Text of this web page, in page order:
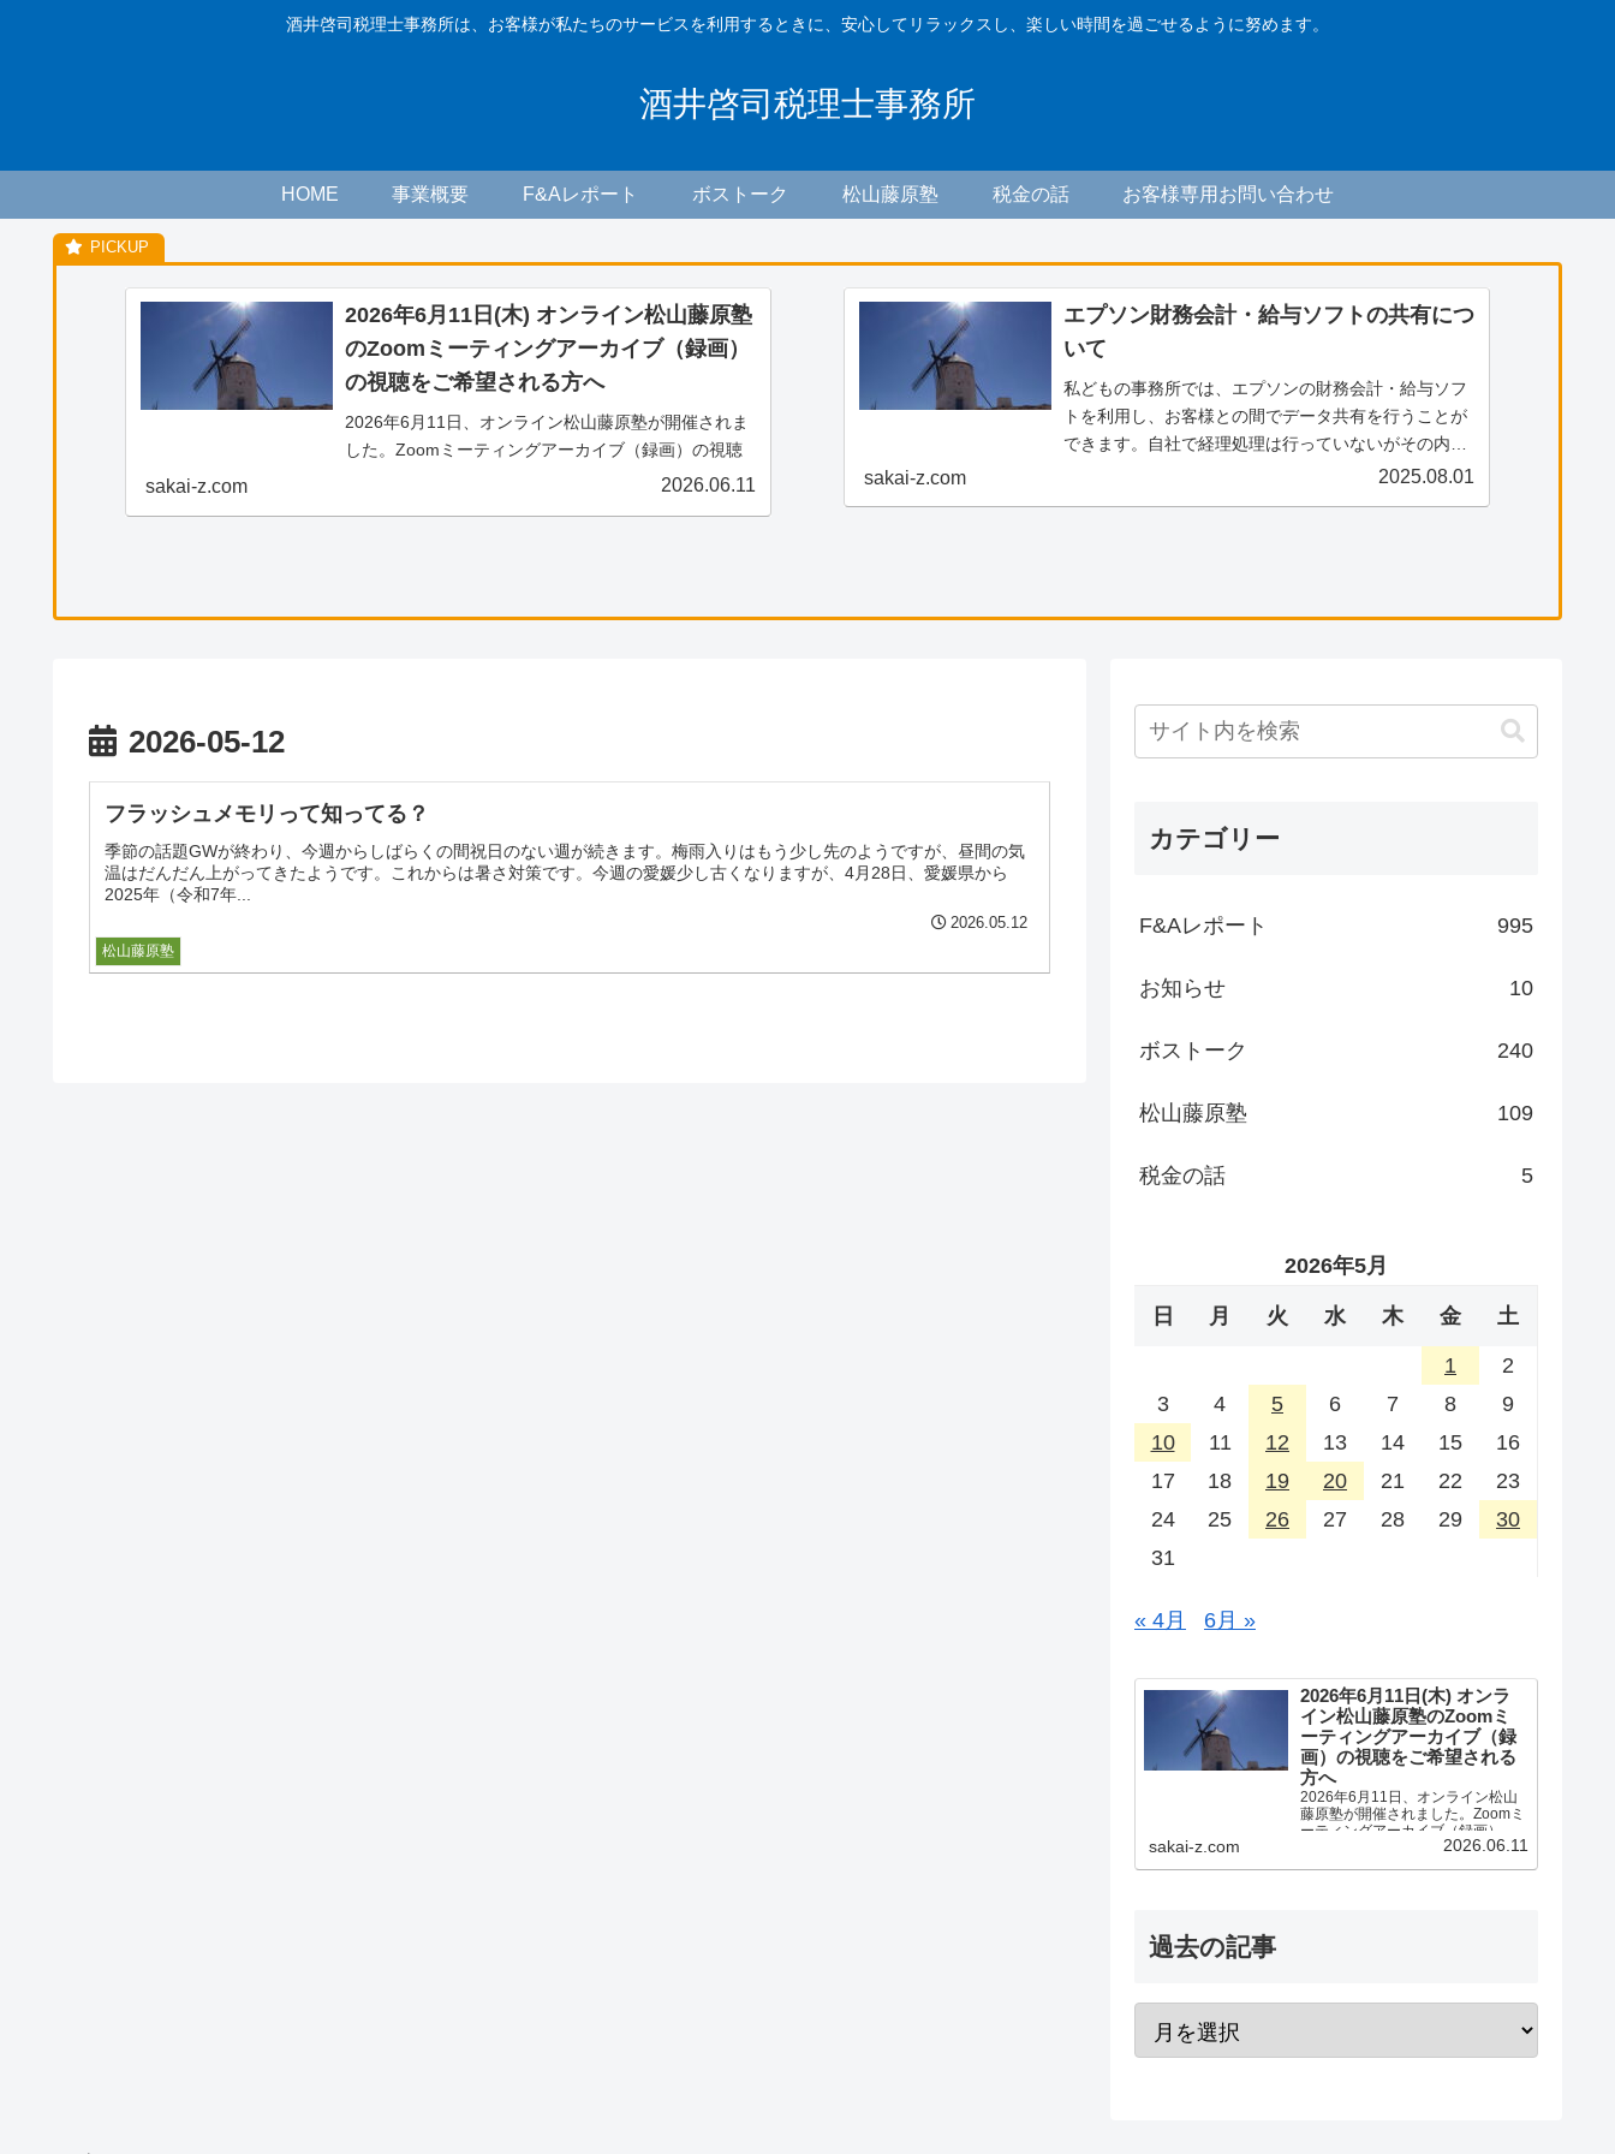
酒井啓司税理士事務所は、お客様が私たちのサービスを利用するときに、安心してリラックスし、楽しい時間を過ごせるように努めます。
酒井啓司税理士事務所
HOME 事業概要 F&Aレポート ボストーク 松山藤原塾 税金の話 お客様専用お問い合わせ
2026年6月11日(木) オンライン松山藤原塾
のZoomミーティングアーカイブ（録画）
の視聴をご希望される方へ
2026年6月11日、オンライン松山藤原塾が開催されま
した。Zoomミーティングアーカイブ（録画）の視聴
をご希望される方へのご案内です。アーカイブ（録
sakai-z.com 2026.06.11
エプソン財務会計・給与ソフトの共有につ
いて
私どもの事務所では、エプソンの財務会計・給与ソフ
トを利用し、お客様との間でデータ共有を行うことが
できます。自社で経理処理は行っていないがその内容
を確認したい、電子帳票の保存に活用したい等のご希
sakai-z.com 2025.08.01
2026-05-12
フラッシュメモリって知ってる？
季節の話題GWが終わり、今週からしばらくの間祝日のない週が続きます。梅雨入りはもう少し先のようですが、昼間の気
温はだんだん上がってきたようです。これからは暑さ対策です。今週の愛媛少し古くなりますが、4月28日、愛媛県から
2025年（令和7年...
2026.05.12
ボストーク
松山藤原塾
カテゴリー
F&Aレポート 995
お知らせ 10
ボストーク 240
松山藤原塾 109
税金の話 5
2026年5月
日 月 火 水 木 金 土
1
2
3
4 5 6 7 8
9
10
11 12 13 14 15
16
17
18 19 20 21 22
23
24
25 26 27 28 29
30
31
« 4月 6月 »
2026年6月11日(木) オンラ
イン松山藤原塾のZoomミ
ーティングアーカイブ（録
画）の視聴をご希望される
方へ
2026年6月11日、オンライン松山
藤原塾が開催されました。Zoomミ
ーティングアーカイブ（録画）の
視聴をご希望される方へのご案内
sakai-z.com 2026.06.11
過去の記事